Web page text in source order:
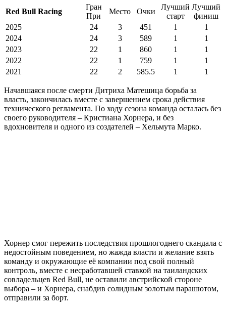
Red Bull Racing
Гран
При
Место Очки
Лучший
старт
Лучший
финиш
2025
24 3 451 1
1
2024
24 3 589 1
1
2023
22 1 860 1
1
2022
22 1 759 1
1
2021
22 2 585.5 1 1
Начавшаяся после смерти Дитриха Матешица борьба за
власть, закончилась вместе с завершением срока действия
технического регламента. По ходу сезона команда осталась без
своего руководителя – Кристиана Хорнера, и без
вдохновителя и одного из создателей – Хельмута Марко.
Хорнер смог пережить последствия прошлогоднего скандала с
недостойным поведением, но жажда власти и желание взять
команду и окружающие её компании под свой полный
контроль, вместе с несработавшей ставкой на таиландских
совладельцев Red Bull, не оставили австрийской стороне
выбора – и Хорнера, снабдив солидным золотым парашютом,
отправили за борт.